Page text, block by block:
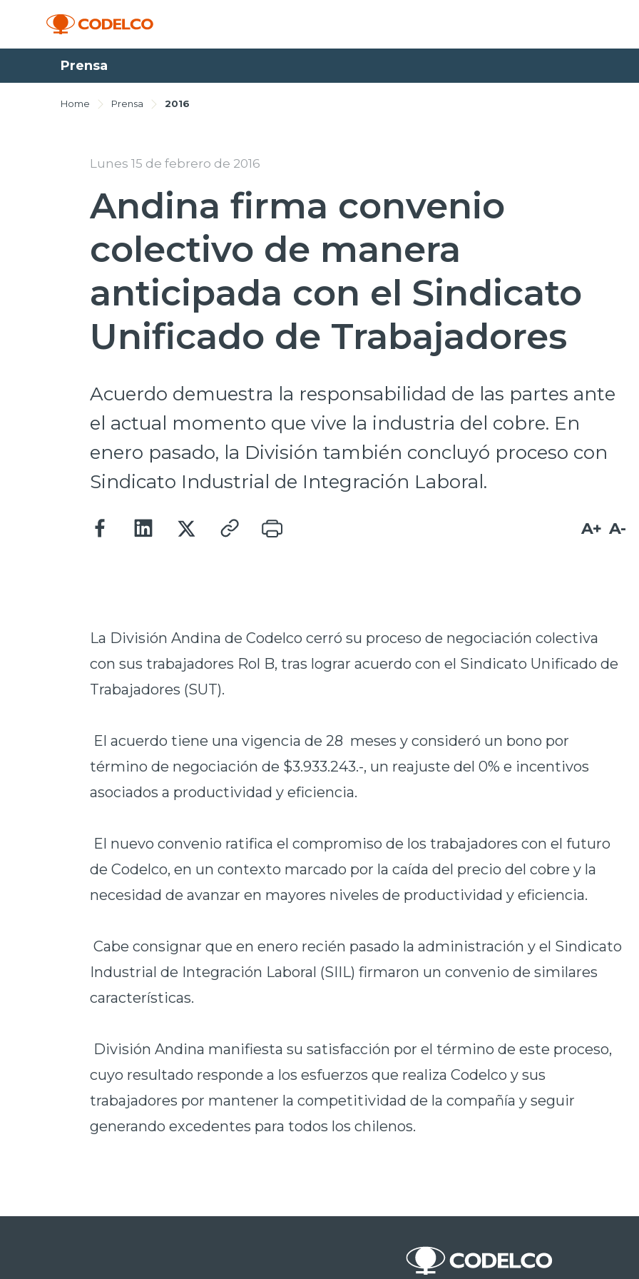
Prensa
Home Prensa 2016
Lunes 15 de febrero de 2016
Andina firma convenio
colectivo de manera
anticipada con el Sindicato
Unificado de Trabajadores
Acuerdo demuestra la responsabilidad de las partes ante
el actual momento que vive la industria del cobre. En
enero pasado, la División también concluyó proceso con
Sindicato Industrial de Integración Laboral.
A+ A-
La División Andina de Codelco cerró su proceso de negociación colectiva
con sus trabajadores Rol B, tras lograr acuerdo con el Sindicato Unificado de
Trabajadores (SUT).
El acuerdo tiene una vigencia de 28 meses y consideró un bono por
término de negociación de $3.933.243.-, un reajuste del 0% e incentivos
asociados a productividad y eficiencia.
El nuevo convenio ratifica el compromiso de los trabajadores con el futuro
de Codelco, en un contexto marcado por la caída del precio del cobre y la
necesidad de avanzar en mayores niveles de productividad y eficiencia.
Cabe consignar que en enero recién pasado la administración y el Sindicato
Industrial de Integración Laboral (SIIL) firmaron un convenio de similares
características.
División Andina manifiesta su satisfacción por el término de este proceso,
cuyo resultado responde a los esfuerzos que realiza Codelco y sus
trabajadores por mantener la competitividad de la compañía y seguir
generando excedentes para todos los chilenos.